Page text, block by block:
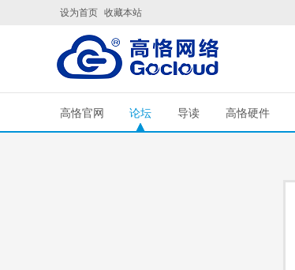
设为首页 收藏本站
高恪官网 论坛 导读 高恪硬件